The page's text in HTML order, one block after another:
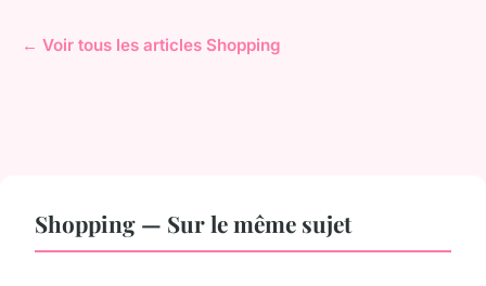
← Voir tous les articles Shopping
Shopping — Sur le même sujet